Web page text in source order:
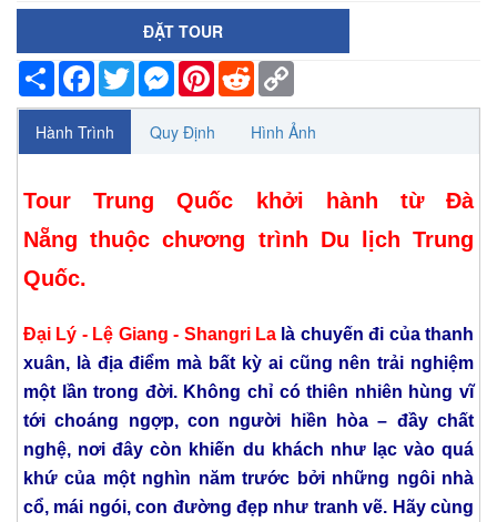
ĐẶT TOUR
Share Facebook
TwitterMessenger
PinterestReddit
Hành Trình
Quy Định Hình Ảnh
Tour Trung Quốc khởi hành từ Đà
Nẵng thuộc chương trình Du lịch Trung
Quốc.
Đại Lý - Lệ Giang - Shangri Lalà chuyến đi của thanh
xuân, là địa điểm mà bất kỳ ai cũng nên trải nghiệm
một lần trong đời. Không chỉ có thiên nhiên hùng vĩ
tới choáng ngợp, con người hiền hòa – đầy chất
nghệ, nơi đây còn khiến du khách như lạc vào quá
khứ của một nghìn năm trước bởi những ngôi nhà
cổ, mái ngói, con đường đẹp như tranh vẽ. Hãy cùng